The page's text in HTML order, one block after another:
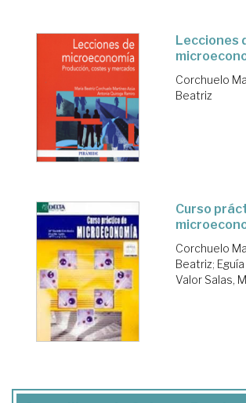
Lecciones
Corchuelo
Beatriz
Curso
Corchuelo
Beatriz;
Valor Salas,